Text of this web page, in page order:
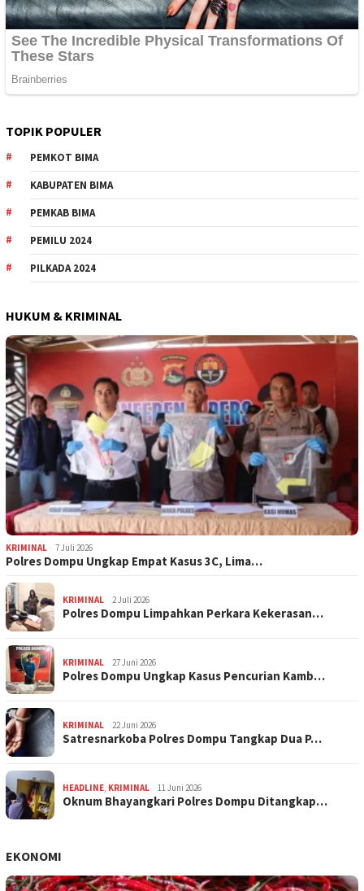
TOPIK POPULER
PEMKOT BIMA
KABUPATEN BIMA
PEMKAB BIMA
PEMILU 2024
PILKADA 2024
HUKUM & KRIMINAL
KRIMINAL 7 Juli 2026
Polres Dompu Ungkap Empat Kasus 3C, Lima…
KRIMINAL 2 Juli 2026
Polres Dompu Limpahkan Perkara Kekerasan…
KRIMINAL 27 Juni 2026
Polres Dompu Ungkap Kasus Pencurian Kamb…
KRIMINAL 22 Juni 2026
Satresnarkoba Polres Dompu Tangkap Dua P…
HEADLINE KRIMINAL 11 Juni 2026
Oknum Bhayangkari Polres Dompu Ditangkap…
EKONOMI